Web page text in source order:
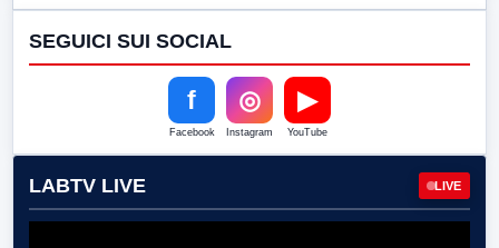
SEGUICI SUI SOCIAL
f
Facebook
◎
Instagram
▶
YouTube
LABTV LIVE LIVE